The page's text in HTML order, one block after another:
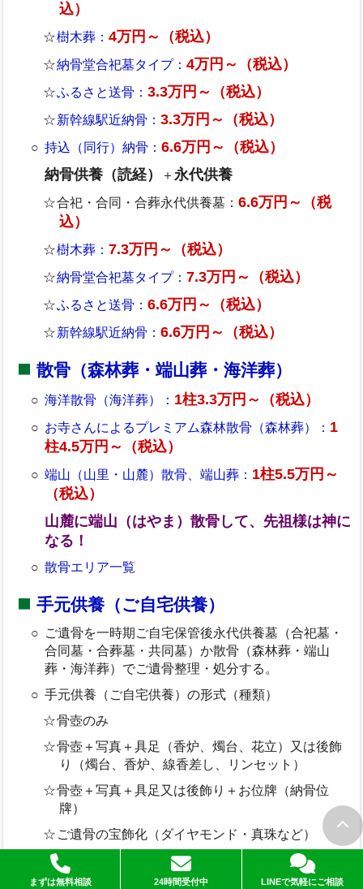
込）
樹木葬：4万円～（税込）
納骨堂合祀墓タイプ：4万円～（税込）
ふるさと送骨：3.3万円～（税込）
新幹線駅近納骨：3.3万円～（税込）
持込（同行）納骨：6.6万円～（税込）
納骨供養（読経）
＋永代供養
合祀・合同・合葬永代供養墓：6.6万円～（税
込）
樹木葬：7.3万円～（税込）
納骨堂合祀墓タイプ：7.3万円～（税込）
ふるさと送骨：6.6万円～（税込）
新幹線駅近納骨：6.6万円～（税込）
散骨（森林葬・端山葬・海洋葬）
海洋散骨（海洋葬）： 1柱3.3万円～（税込）
お寺さんによるプレミアム森林散骨（森林葬）： 1
柱4.5万円～（税込）
端山（山里・山麓）散骨、端山葬： 1柱5.5万円～
（税込）
山麓に端山（はやま）散骨して、先祖様は神に
なる！
散骨エリア一覧
手元供養（ご自宅供養）
ご遺骨を一時期ご自宅保管後永代供養墓（合祀墓・
合同墓・合葬墓・共同墓）か散骨（森林葬・端山
葬・海洋葬）でご遺骨整理・処分する。
手元供養（ご自宅供養）の形式（種類）
骨壺のみ
骨壺＋写真＋具足（香炉、燭台、花立）又は後飾
り（燭台、香炉、線香差し、リンセット）
骨壺＋写真＋具足又は後飾り＋お位牌（納骨位
牌）
ご遺骨の宝飾化（ダイヤモンド・真珠など）
ペンダントへの納骨
まずは無料相談 24時間受付中 LINEで気軽にご相談